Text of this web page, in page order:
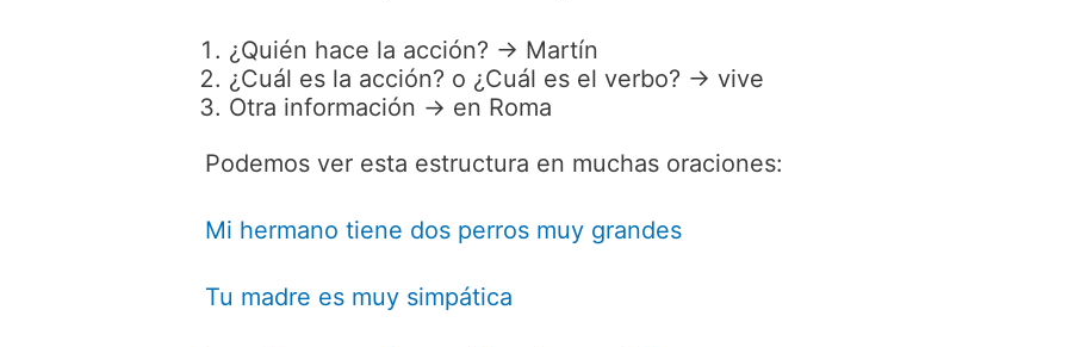
¿Quién hace la acción? → Martín
¿Cuál es la acción? o ¿Cuál es el verbo? → vive
Otra información → en Roma
Podemos ver esta estructura en muchas oraciones:
Mi hermano tiene dos perros muy grandes
Tu madre es muy simpática